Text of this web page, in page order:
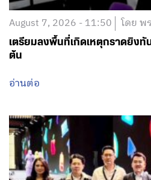
August 7, 2026 - 11:50 โดย พ
เตรียมลงพื้นที่เกิดเหตุกราดยิง
ต้น
อ่านต่อ